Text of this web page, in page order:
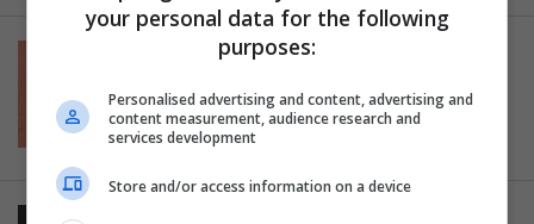
ΠΡΟΣΩΠΑ
έχουμε έναν φασίστα…
26.09.2014
your personal data for the following
purposes:
Personalised advertising and content, advertising and
content measurement, audience research and
services development
Store and/or access information on a device